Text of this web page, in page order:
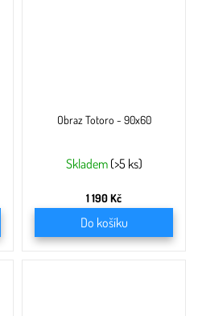
Obraz Totoro - 90x60
Skladem (>5 ks)
1 190 Kč
Do košíku